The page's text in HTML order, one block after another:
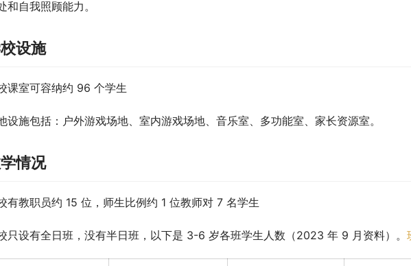
和自我照顾能力。
设施
课室可容纳约 96 个学生
设施包括：户外游戏场地、室内游戏场地、音乐室、多功能室、家长资源室。
情况
有教职员约 15 位，师生比例约 1 位教师对 7 名学生
只设有全日班，没有半日班，以下是 3-6 岁各班学生人数（2023 年 9 月资料）。